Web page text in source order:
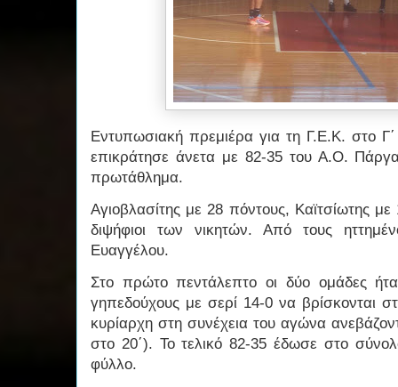
Εντυπωσιακή πρεμιέρα για τη Γ.Ε.Κ. στο
επικράτησε άνετα με 82-35 του Α.Ο.
πρωτάθλημα.
Αγιοβλασίτης με 28 πόντους, Καϊτσίωτης
διψήφιοι των νικητών. Από τους
Ευαγγέλου.
Στο πρώτο πεντάλεπτο οι δύο ομάδες
γηπεδούχους με σερί 14-0 να βρίσκονται
κυρίαρχη στη συνέχεια του αγώνα
στο 20΄). Το τελικό 82-35 έδωσε στο
φύλλο.